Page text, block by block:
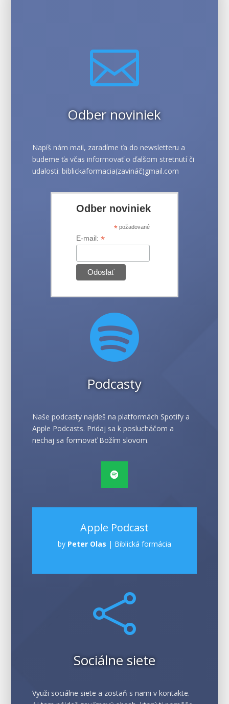

Odber noviniek
Napíš nám mail, zaradíme ťa do newsletteru a
budeme ťa včas informovať o ďalšom stretnutí či
udalosti: biblickaformacia(zavináč)gmail.com
Odber noviniek
*požadované
E-mail: *

Podcasty
Naše podcasty najdeš na platformách Spotify a
Apple Podcasts. Pridaj sa k poslucháčom a
nechaj sa formovať Božím slovom.
Apple Podcast
by Peter Olas | Biblická formácia

Sociálne siete
Využi sociálne siete a zostaň s nami v kontakte.